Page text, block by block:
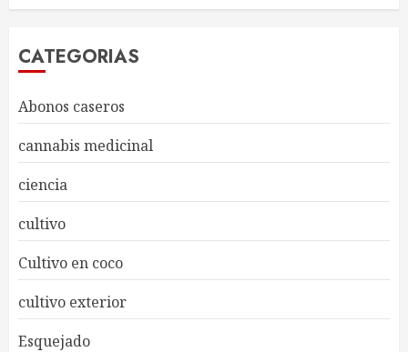
CATEGORIAS
Abonos caseros
cannabis medicinal
ciencia
cultivo
Cultivo en coco
cultivo exterior
Esquejado